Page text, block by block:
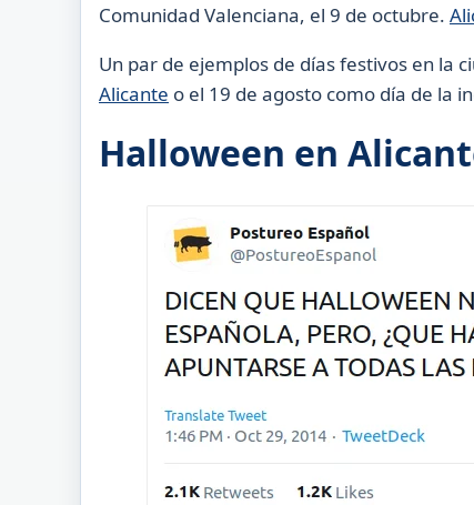
Comunidad Valenciana, el 9 de octubre.
Un par de ejemplos de días festivos en la
Alicante o el 19 de agosto como día de la
Halloween en